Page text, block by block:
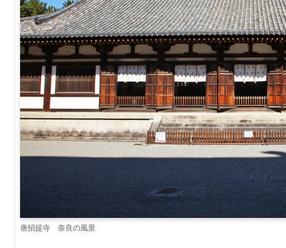
唐招提寺 奈良の風景